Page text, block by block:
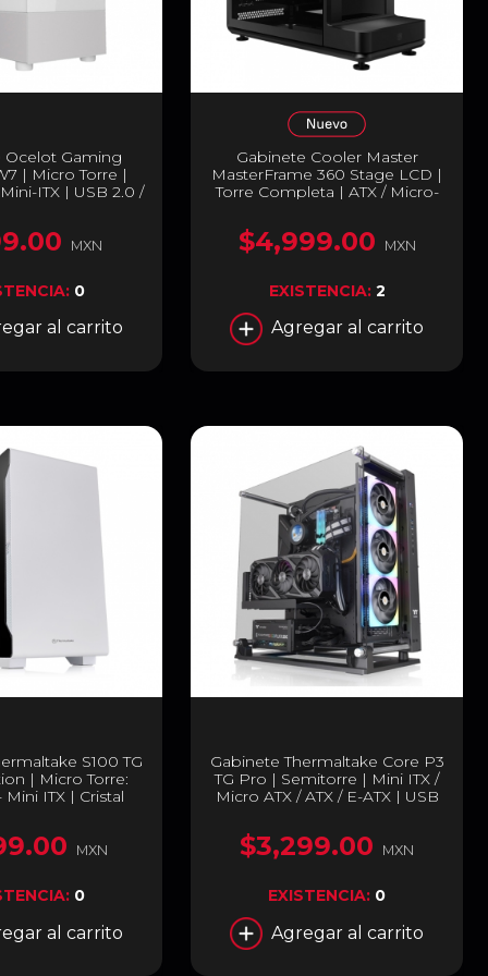
Ocelot Gaming
| Micro Torre |
ITX | USB 2.0 /
| Cristal
Blanco | CS-1006
MXN
0
al carrito
Gabinete Cooler Master
MasterFrame 360 Stage LCD |
Torre Completa | ATX / Micro-
USB-A 3.2 | Sin Ventiladores
Incluidos | Pantalla LCD 15.6"
FHD Integrada | Diseño
MF360-KHNN-S02
$4,999.00 MXN
EXISTENCIA: 2
Agregar al carrito
S100 TG
| Micro Torre:
Mini ITX | Cristal
| Color
1Q9-00S6WN-00
MXN
0
al carrito
Gabinete Thermaltake Core P3
TG Pro | Semitorre | Mini ITX /
Micro ATX / ATX / E-ATX | USB
CA-1G4-00M1WN-09
$3,299.00 MXN
EXISTENCIA: 0
Agregar al carrito